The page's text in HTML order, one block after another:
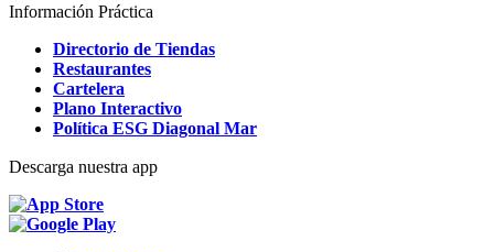
Información Práctica
Directorio de Tiendas
Restaurantes
Cartelera
Plano Interactivo
Política ESG Diagonal Mar
Descarga nuestra app